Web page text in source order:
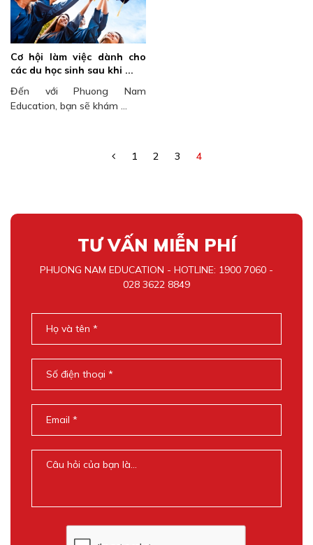
Cơ hội làm việc dành cho
các du học sinh sau khi ...
Đến với Phuong Nam
Education, bạn sẽ khám ...
1 2 3 4
TƯ VẤN MIỄN PHÍ
PHUONG NAM EDUCATION - HOTLINE: 1900 7060 -
028 3622 8849